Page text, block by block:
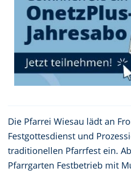
Die Pfarrei Wiesau lädt an
Festgottesdienst und
traditionellen Pfarrfest ein.
Pfarrgarten Festbetrieb mit